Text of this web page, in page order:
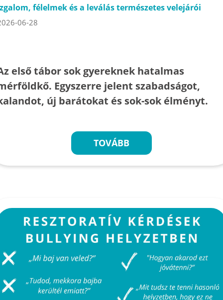
félelmek és a leválás természetes velejárói
06-28
első tábor sok gyereknek hatalmas
Egyszerre jelent szabadságot,
új barátokat és sok-sok élményt.
TOVÁBB